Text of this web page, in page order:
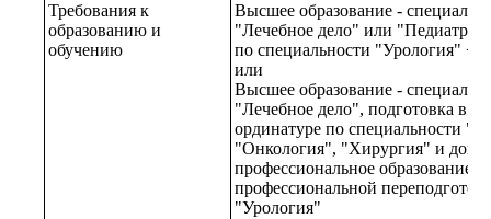
Требования к
образованию и
обучению
Высшее образование -
"Лечебное дело" или
по специальности "Урология"
или
Высшее образование -
"Лечебное дело", подготовка в
ординатуре по специальности
"Онкология", "Хирургия" и
профессиональное образование
профессиональной
"Урология"